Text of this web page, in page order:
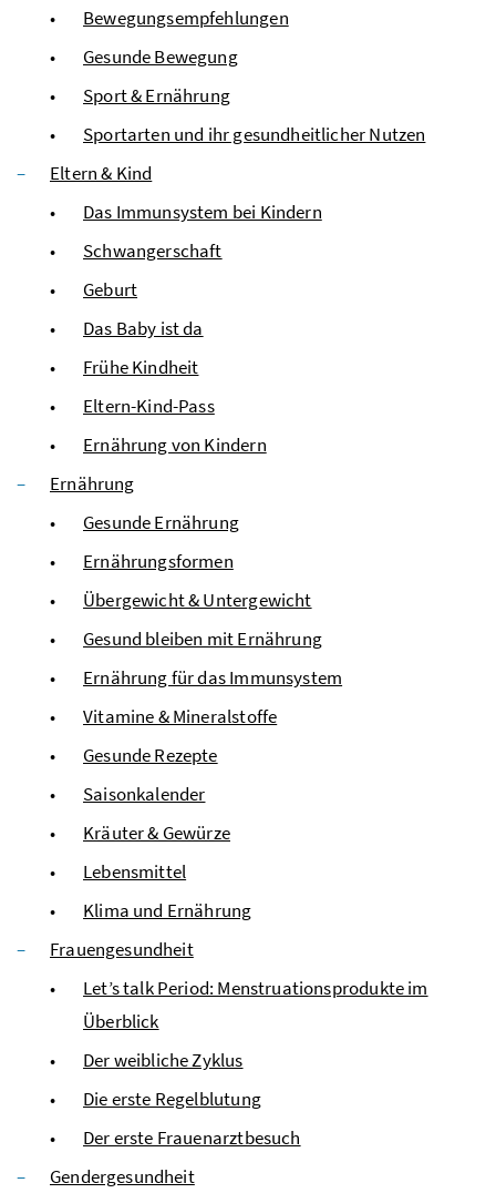
Bewegungsempfehlungen
Gesunde Bewegung
Sport & Ernährung
Sportarten und ihr gesundheitlicher Nutzen
Eltern & Kind
Das Immunsystem bei Kindern
Schwangerschaft
Geburt
Das Baby ist da
Frühe Kindheit
Eltern-Kind-Pass
Ernährung von Kindern
Ernährung
Gesunde Ernährung
Ernährungsformen
Übergewicht & Untergewicht
Gesund bleiben mit Ernährung
Ernährung für das Immunsystem
Vitamine & Mineralstoffe
Gesunde Rezepte
Saisonkalender
Kräuter & Gewürze
Lebensmittel
Klima und Ernährung
Frauengesundheit
Let’s talk Period: Menstruationsprodukte im
Überblick
Der weibliche Zyklus
Die erste Regelblutung
Der erste Frauenarztbesuch
Gendergesundheit